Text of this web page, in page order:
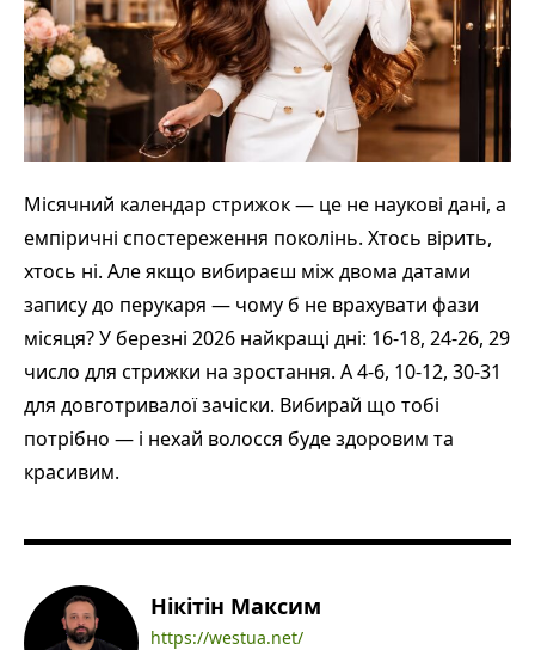
Місячний календар стрижок — це не наукові дані, а
емпіричні спостереження поколінь. Хтось вірить,
хтось ні. Але якщо вибираєш між двома датами
запису до перукаря — чому б не врахувати фази
місяця? У березні 2026 найкращі дні: 16-18, 24-26, 29
число для стрижки на зростання. А 4-6, 10-12, 30-31
для довготривалої зачіски. Вибирай що тобі
потрібно — і нехай волосся буде здоровим та
красивим.
Нікітін Максим
https://westua.net/